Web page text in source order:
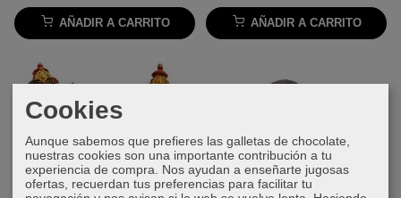
AÑADIR A CARRITO AÑADIR A CARRITO
Cookies
Aunque sabemos que prefieres las galletas de chocolate,
nuestras cookies son una importante contribución a tu
experiencia de compra. Nos ayudan a enseñarte jugosas
ofertas, recuerdan tus preferencias para facilitar tu